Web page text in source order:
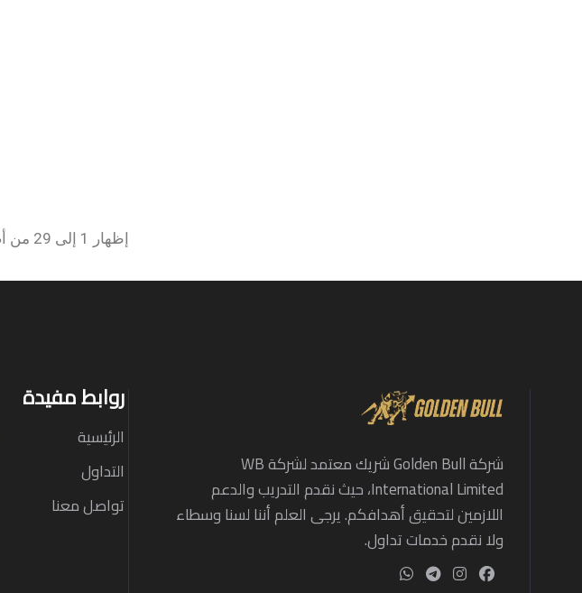
إظهار 1 إلى 29 من أصل 29 مُدخل
شركة Golden Bull شريك معتمد لشركة WB
International Limited، حيث نقدم التدريب والدعم
اللازمين لتحقيق أهدافكم. يرجى العلم أننا لسنا وسطاء
ولا نقدم خدمات تداول.
روابط مفيدة
الرئيسية
التداول
تواصل معنا